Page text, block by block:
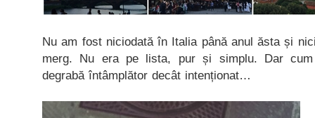
Nu am fost niciodată în Italia până anul ăsta și
merg. Nu era pe lista, pur și simplu. Dar
degrabă întâmplător decât intenționat…